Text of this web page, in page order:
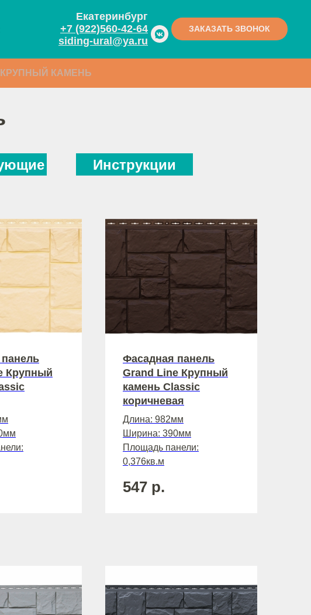
Екатеринбург
+7 (922)560-42-64
siding-ural@ya.ru
ЗАКАЗАТЬ ЗВОНОК
КРУПНЫЙ КАМЕНЬ
Инструкции
Крупный
Фасадная панель
Grand Line Крупный
камень Classic
коричневая
Длина: 982мм
Ширина: 390мм
Площадь панели:
0,376кв.м
547 р.